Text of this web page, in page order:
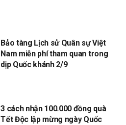
Bảo tàng Lịch sử Quân sự Việt
Nam miễn phí tham quan trong
dịp Quốc khánh 2/9
3 cách nhận 100.000 đồng quà
Tết Độc lập mừng ngày Quốc